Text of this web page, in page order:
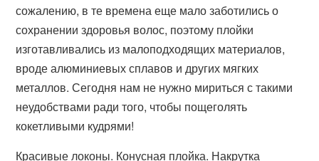
сожалению, в те времена еще мало заботились о
сохранении здоровья волос, поэтому плойки
изготавливались из малоподходящих материалов,
вроде алюминиевых сплавов и других мягких
металлов. Сегодня нам не нужно мириться с такими
неудобствами ради того, чтобы пощеголять
кокетливыми кудрями!
Красивые локоны. Конусная плойка. Накрутка